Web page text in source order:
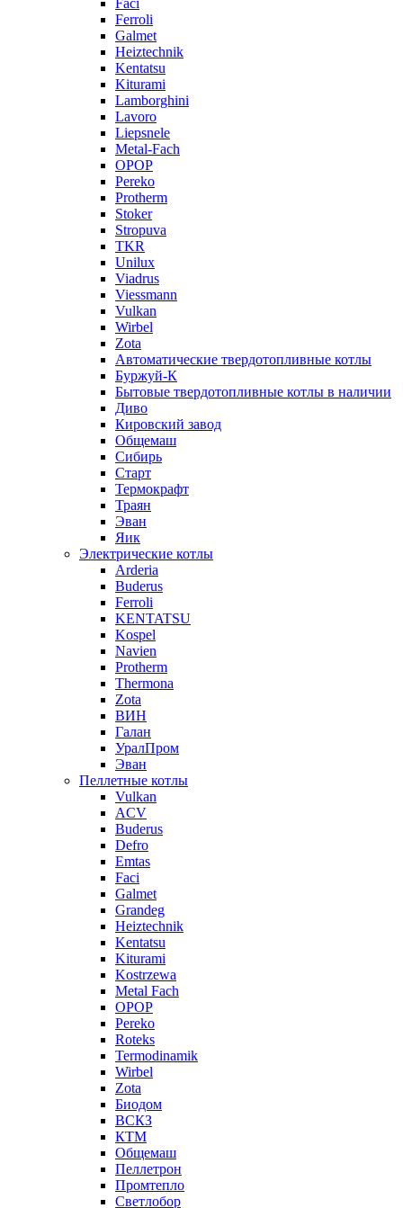
Faci
Ferroli
Galmet
Heiztechnik
Kentatsu
Kiturami
Lamborghini
Lavoro
Liepsnele
Metal-Fach
OPOP
Pereko
Protherm
Stoker
Stropuva
TKR
Unilux
Viadrus
Viessmann
Vulkan
Wirbel
Zota
Автоматические твердотопливные котлы
Буржуй-К
Бытовые твердотопливные котлы в наличии
Диво
Кировский завод
Общемаш
Сибирь
Старт
Термокрафт
Траян
Эван
Яик
Электрические котлы
Arderia
Buderus
Ferroli
KENTATSU
Kospel
Navien
Protherm
Thermona
Zota
ВИН
Галан
УралПром
Эван
Пеллетные котлы
Vulkan
ACV
Buderus
Defro
Emtas
Faci
Galmet
Grandeg
Heiztechnik
Kentatsu
Kiturami
Kostrzewa
Metal Fach
OPOP
Pereko
Roteks
Termodinamik
Wirbel
Zota
Биодом
ВСКЗ
КТМ
Общемаш
Пеллетрон
Промтепло
Светлобор